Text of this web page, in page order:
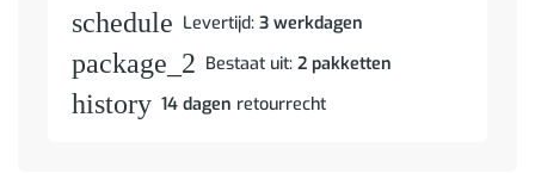
schedule Levertijd: 3 werkdagen
package_2 Bestaat uit: 2 pakketten
history 14 dagen retourrecht